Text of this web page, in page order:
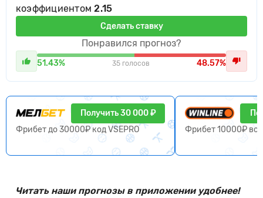
коэффициентом2.15
Сделать ставку
Понравился прогноз?
51.43% 35 голосов 48.57%
Получить 30 000 ₽
Фрибет до 30000₽ код VSEPRO
Фрибет 10000₽
Читать наши прогнозы в приложении удобнее!